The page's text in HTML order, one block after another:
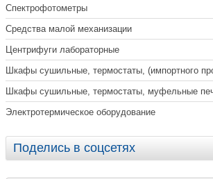
Спектрофотометры
Средства малой механизации
Центрифуги лабораторные
Шкафы сушильные, термостаты, (импортного
Шкафы сушильные, термостаты, муфельные
Электротермическое оборудование
Поделись в соцсетях